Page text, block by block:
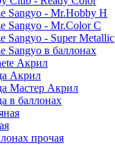
Sangyo - Mr.Hobby H
Sangyo - Mr.Color C
Sangyo - Super Metallic
Sangyo в баллонах
Акрил
Акрил
Мастер Акрил
в баллонах
прочая